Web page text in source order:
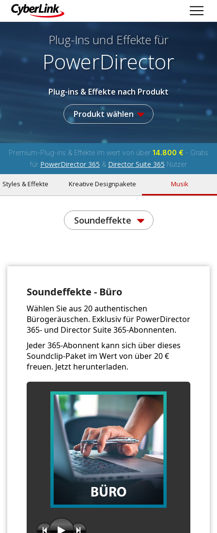
Plug-Ins und Effekte für
PowerDirector
Plug-ins & Effekte nach Produkt
Produkt wählen
Premium-Plug-ins & Effekte im wert von über 14.800 € - Gratis
für PowerDirector 365 & Director Suite 365 Nutzer
Styles & Effekte Kreative Designpakete Musik
Soundeffekte
Soundeffekte - Büro
Wählen Sie aus 20 authentischen
Bürogeräuschen. Exklusiv für PowerDirector
365- und Director Suite 365-Abonnenten.
Jeder 365-Abonnent kann sich über dieses
Soundclip-Paket im Wert von über 20 €
freuen. Jetzt herunterladen.